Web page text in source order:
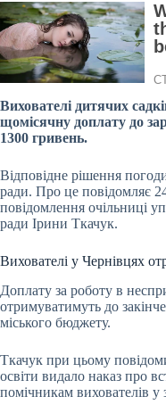
Вихователі дитячих
щомісячну доплату до
1300 гривень.
Відповідне рішення
ради. Про це повідомляє
повідомлення очільниці
ради Ірини Ткачук.
Вихователі у Чернівцях
Доплату за роботу в
отримуватимуть до
міського бюджету.
Ткачук при цьому
освіти видало наказ про
помічникам вихователів у